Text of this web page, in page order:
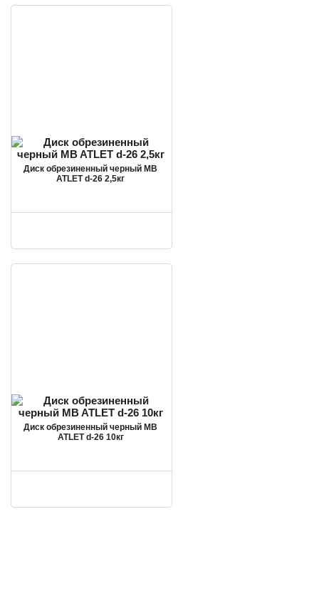
Диск обрезиненный черный MB
ATLET d-26 2,5кг
Диск обрезиненный черный MB
ATLET d-26 10кг